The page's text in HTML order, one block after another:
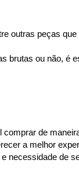
outras peças
brutas ou não, é
de
a melhor
necessidade de